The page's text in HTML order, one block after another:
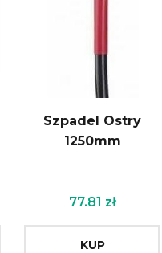
Szpadel Ostry
1250mm
77.81 zł
KUP